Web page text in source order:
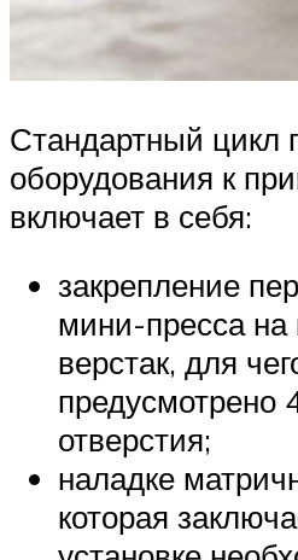
Стандартный цикл
оборудования к
включает в себя:
закрепление
мини-пресса на
верстак, для
предусмотрено
отверстия;
наладке
которая